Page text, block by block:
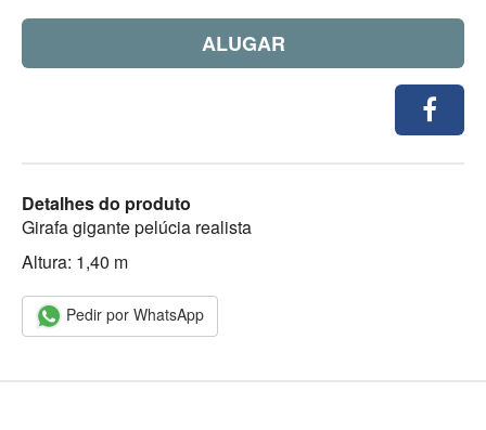
ALUGAR
Detalhes do produto
Girafa gigante pelúcia realista
Altura: 1,40 m
Pedir por WhatsApp